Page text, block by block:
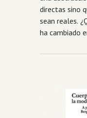
directas sino
sean reales.
ha cambiado